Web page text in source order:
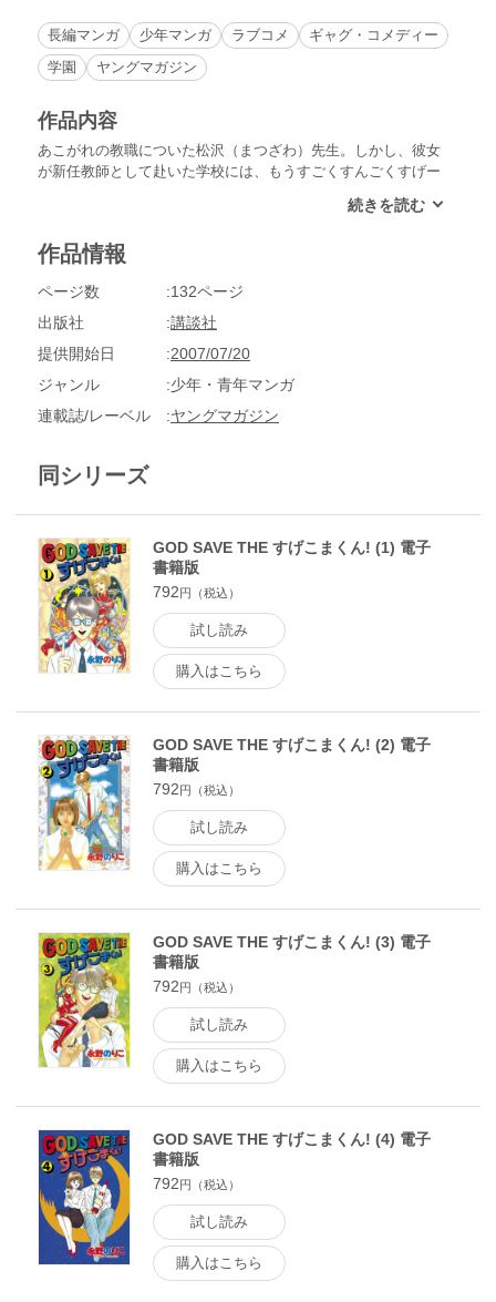
長編マンガ 少年マンガ ラブコメ
ギャグ・コメディー
学園
ヤングマガジン
作品内容
あこがれの教職についた松沢（まつざわ）先生。しかし、彼女
が新任教師として赴いた学校には、もうすごくすんごくすげー
った。次から次へと現れる「地球を支配したがる奴」!!ああ、
ス”をそれぞれにかかえた危険な少年少女たちを、女教師・松
しく見守ってる場合なのか!?特にすげこま!!どうなる地球!?
作品情報
ページ数
132ページ
出版社
講談社
提供開始日
2007/07/20
ジャンル
少年・青年マンガ
連載誌/レーベル
ヤングマガジン
同シリーズ
GOD SAVE THE すげこまくん! (1) 電子
書籍版
792円（税込）
試し読み
購入はこちら
GOD SAVE THE すげこまくん! (2) 電子
書籍版
792円（税込）
試し読み
購入はこちら
GOD SAVE THE すげこまくん! (3) 電子
書籍版
792円（税込）
試し読み
購入はこちら
GOD SAVE THE すげこまくん! (4) 電子
書籍版
792円（税込）
試し読み
購入はこちら